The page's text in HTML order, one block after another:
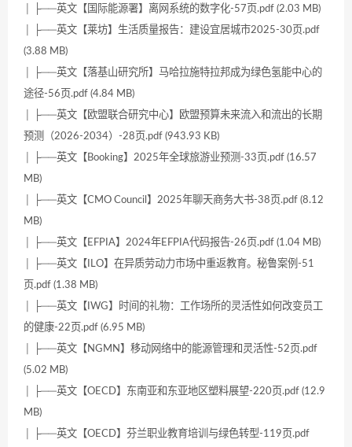
│ ├──英文【国际能源署】离网系统的数字化-57页.pdf (2.03 MB)
│ ├──英文【莱坊】生活质量报告：建设宜居城市2025-30页.pdf
(3.88 MB)
│ ├──英文【落基山研究所】马哈拉施特拉邦成为绿色氢能中心的
途径-56页.pdf (4.84 MB)
│ ├──英文【欧盟联合研究中心】欧盟预算未来流入和流出的长期
预测（2026-2034）-28页.pdf (943.93 KB)
│ ├──英文【Booking】2025年全球旅游业预测-33页.pdf (16.57
MB)
│ ├──英文【CMO Council】2025年聊天商务大书-38页.pdf (8.12
MB)
│ ├──英文【EFPIA】2024年EFPIA代码报告-26页.pdf (1.04 MB)
│ ├──英文【ILO】在异质劳动力市场中重返教育。秘鲁案例-51
页.pdf (1.38 MB)
│ ├──英文【IWG】时间的礼物：工作场所的灵活性如何改变员工
的健康-22页.pdf (6.95 MB)
│ ├──英文【NGMN】移动网络中的能源管理和灵活性-52页.pdf
(5.02 MB)
│ ├──英文【OECD】东南亚和东亚地区塑料展望-220页.pdf (12.9
MB)
│ ├──英文【OECD】芬兰职业教育培训与绿色转型-119页.pdf